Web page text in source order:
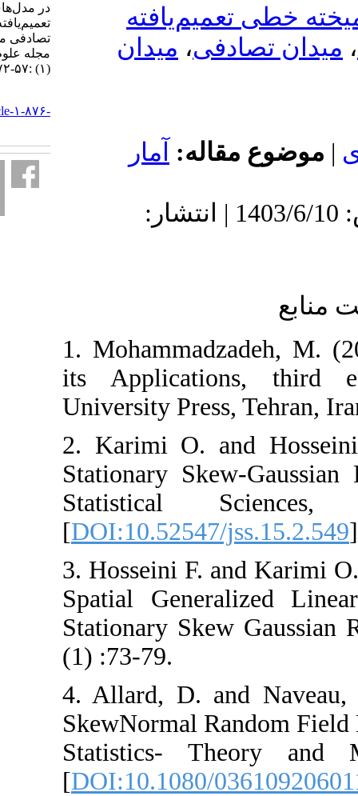
،میدان
آمار
دریافت: 1402/10/2 | پذیرش: 1403/6/10 | انتشار:
1.
its
University Press,
2. Karimi O.
Stationary
Statistical
[DOI:10.52547/
3. Hosseini F.
Spatial
Stationary Skew
(1) :73-79.
4. Allard, D.
SkewNormal
Statistics-
[DOI:10.1080/
در مدل‌های آمیخته خطی
تعمیم‌یافته فضایی با میدان
تصادفی مانای چوله گاوسی.
مجله علوم آماری. ۱۴۰۳; ۱۸
http://jss.irstat.ir/article-۱-۸۷۶-